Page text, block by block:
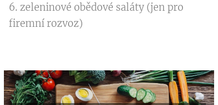
6. zeleninové obědové saláty (jen pro
firemní rozvoz)